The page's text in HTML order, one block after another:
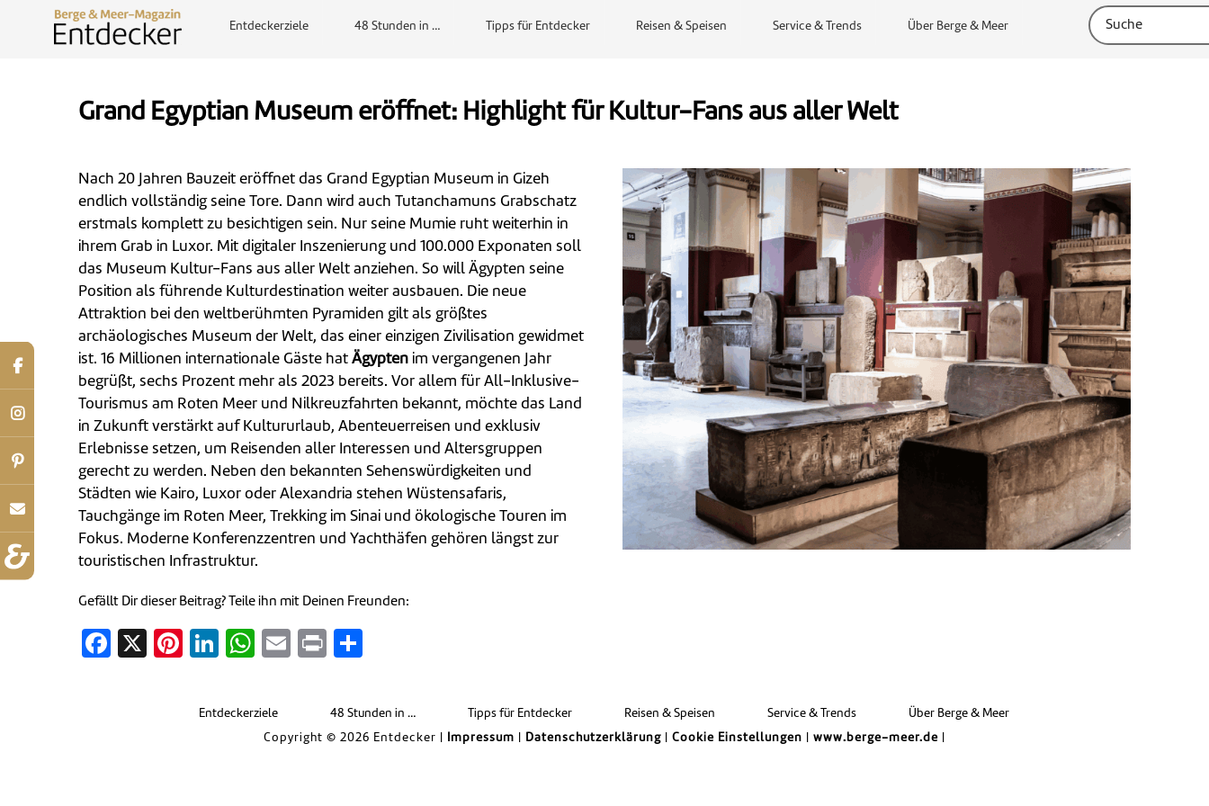
Entdeckerziele 48 Stunden in … Tipps für Entdecker Reisen & Speisen Service & Trends Über Berge & Meer
Grand Egyptian Museum eröffnet: Highlight für Kultur-Fans aus aller Welt
Nach 20 Jahren Bauzeit eröffnet das Grand Egyptian Museum in Gizeh
endlich vollständig seine Tore. Dann wird auch Tutanchamuns Grabschatz
erstmals komplett zu besichtigen sein. Nur seine Mumie ruht weiterhin in
ihrem Grab in Luxor. Mit digitaler Inszenierung und 100.000 Exponaten soll
das Museum Kultur-Fans aus aller Welt anziehen. So will Ägypten seine
Position als führende Kulturdestination weiter ausbauen. Die neue
Attraktion bei den weltberühmten Pyramiden gilt als größtes
archäologisches Museum der Welt, das einer einzigen Zivilisation gewidmet
ist. 16 Millionen internationale Gäste hat Ägypten im vergangenen Jahr
begrüßt, sechs Prozent mehr als 2023 bereits. Vor allem für All-Inklusive-
Tourismus am Roten Meer und Nilkreuzfahrten bekannt, möchte das Land
in Zukunft verstärkt auf Kultururlaub, Abenteuerreisen und exklusiv
Erlebnisse setzen, um Reisenden aller Interessen und Altersgruppen
gerecht zu werden. Neben den bekannten Sehenswürdigkeiten und
Städten wie Kairo, Luxor oder Alexandria stehen Wüstensafaris,
Tauchgänge im Roten Meer, Trekking im Sinai und ökologische Touren im
Fokus. Moderne Konferenzzentren und Yachthäfen gehören längst zur
touristischen Infrastruktur.
Gefällt Dir dieser Beitrag? Teile ihn mit Deinen Freunden:
Facebook
X Pinterest
LinkedIn
WhatsApp
EmailPrint
Entdeckerziele 48 Stunden in … Tipps für Entdecker Reisen & Speisen Service & Trends Über Berge & Meer
Copyright © 2026 Entdecker | Impressum Datenschutzerklärung Cookie Einstellungen www.berge-meer.de